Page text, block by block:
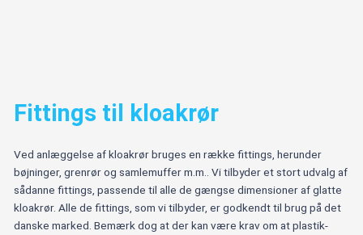
Fittings til kloakrør
Ved anlæggelse af kloakrør bruges en række fittings, herunder
bøjninger, grenrør og samlemuffer m.m.. Vi tilbyder et stort udvalg af
sådanne fittings, passende til alle de gængse dimensioner af glatte
kloakrør. Alle de fittings, som vi tilbyder, er godkendt til brug på det
danske marked. Bemærk dog at der kan være krav om at plastik-